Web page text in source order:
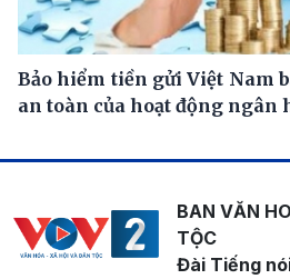
Bảo hiểm tiền gửi Việt Nam
an toàn của hoạt động ngân
BAN VĂN
TỘC
Đài Tiếng